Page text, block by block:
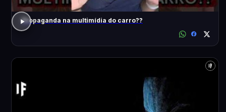
Propaganda na multimídia do carro??